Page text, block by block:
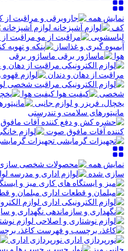
نمایش همه
کف
لوازم آشپزخانه
لباسشویی
مراقبت از
آبمیوه گیری و غذاساز
هوا
ماساژور برقی
مراقبت از دهان و دندان
شخصی
کیفیت هوا
یخچال، فریزر و لوازم جانبی
مانیتورهای سلامت و تندرستی
کننده آفات مافوق صوت
تجهیزات
نمایش همه
سازی شده
میز و
مبلمان و
لوازم
نگهداری و
لوازم
کاغذ،
نورپردازی اداری